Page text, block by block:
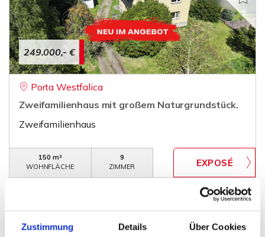
Zustimmung Details Über Cookies
249.000,- €
Porta Westfalica
Zweifamilienhaus mit großem Naturgrundstück.
Zweifamilienhaus
150 m²
WOHNFLÄCHE
9
ZIMMER